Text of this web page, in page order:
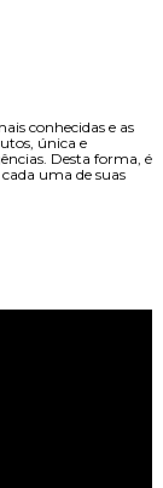
conhecidas e as
única e
Desta forma, é
uma de suas